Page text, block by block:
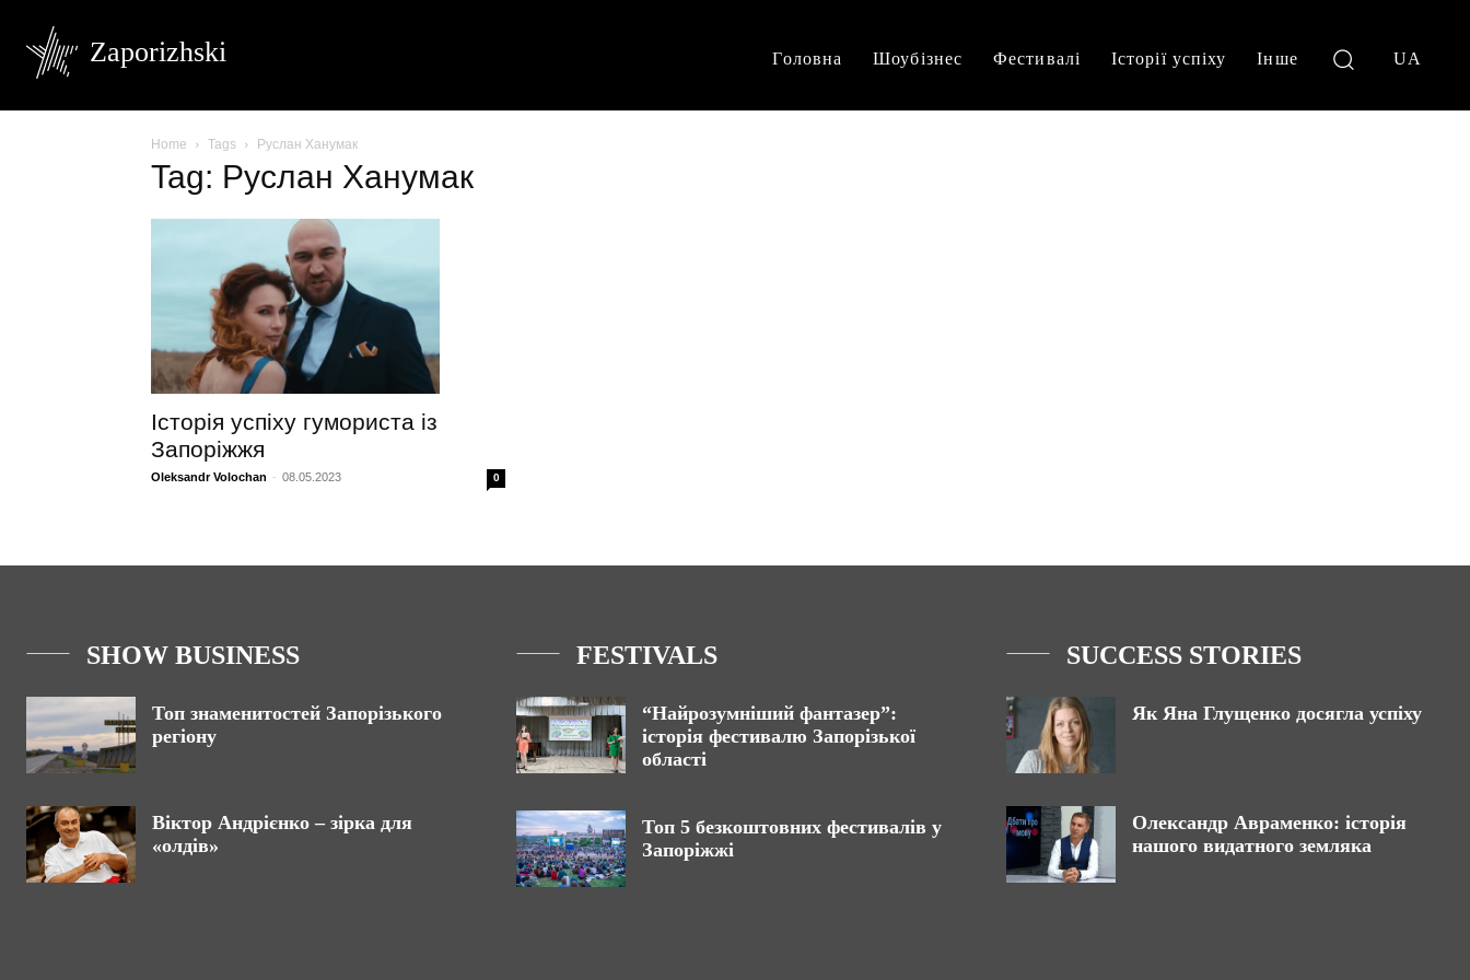
Zaporizhski Головна Шоубізнес Фестивалі Історії успіху Інше UA
Home Tags Руслан Ханумак
Tag: Руслан Ханумак
Історія успіху гумориста із
Запоріжжя
Oleksandr Volochan - 08.05.2023 0
SHOW BUSINESS
Топ знаменитостей Запорізького
регіону
Віктор Андрієнко – зірка для
«олдів»
FESTIVALS
“Найрозумніший фантазер”:
історія фестивалю Запорізької
області
Топ 5 безкоштовних фестивалів у
Запоріжжі
SUCCESS STORIES
Як Яна Глущенко досягла успіху
Олександр Авраменко: історія
нашого видатного земляка